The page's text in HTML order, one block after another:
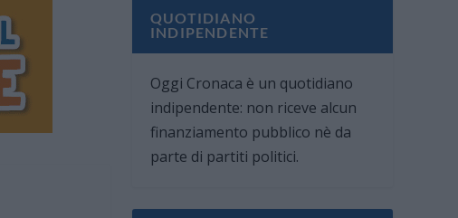
QUOTIDIANO
INDIPENDENTE
Oggi Cronaca è un quotidiano
indipendente: non riceve alcun
finanziamento pubblico nè da
parte di partiti politici.